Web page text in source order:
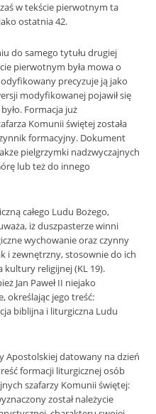
w tekście pierwotnym ta
ostatnia 42.
do samego tytułu drugiej
pierwotnym była mowa o
precyzuje ją jako
modyfikowanej pojawił się
Formacja już
Komunii świętej została
formacyjny. Dokument
pielgrzymki nadzwyczajnych
lub też do innego
całego Ludu Bożego,
iż duszpasterze winni
wychowanie oraz czynny
i zewnętrzny, stosownie do ich
kultury religijnej (KL 19).
Jan Paweł II niejako
określając jego treść:
biblijna i liturgiczna Ludu
Apostolskiej datowany na dzień
formacji liturgicznej osób
szafarzy Komunii świętej:
został należycie